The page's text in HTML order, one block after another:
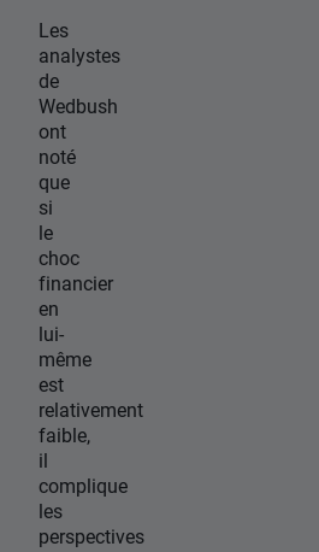
Les
analystes
de
Wedbush
ont
noté
que
si
le
choc
financier
en
lui-
même
est
relativement
faible,
il
complique
les
perspectives